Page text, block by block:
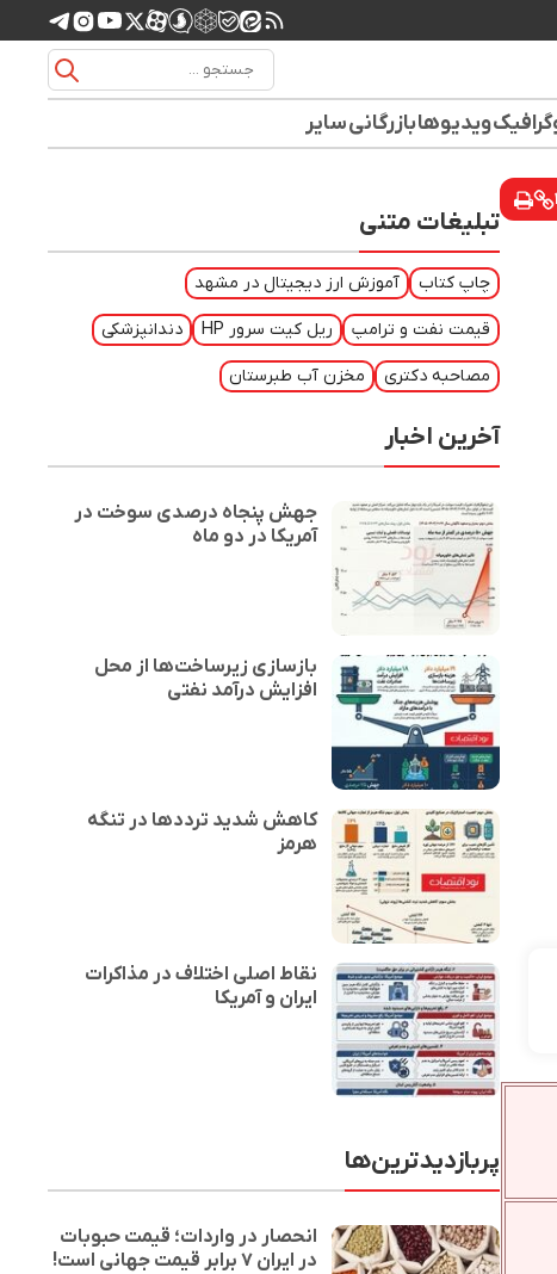
ویدیوهابازرگانیسایر
تبلیغات متنی
چاپ کتاب آموزش ارز دیجیتال در مشهد
قیمت نفت و ترامپ ریل کیت سرور HP دندانپزشکی
مصاحبه دکتری مخزن آب طبرستان
آخرین اخبار
جهش پنجاه درصدی سوخت در
آمریکا در دو ماه
بازسازی زیرساخت‌ها از محل
افزایش درآمد نفتی
کاهش شدید ترددها در تنگه
هرمز
نقاط اصلی اختلاف در مذاکرات
ایران و آمریکا
پربازدیدترین‌ها
انحصار در واردات؛ قیمت حبوبات
در ایران ۷ برابر قیمت جهانی است!